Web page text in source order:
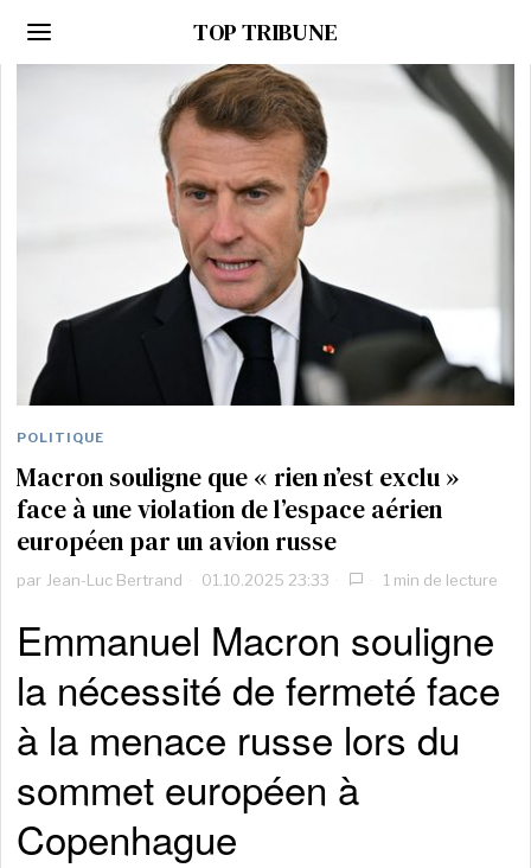
TOP TRIBUNE
POLITIQUE
Macron souligne que « rien n’est exclu »
face à une violation de l’espace aérien
européen par un avion russe
par Jean-Luc Bertrand 01.10.2025 23:33 1 min de lecture
Emmanuel Macron souligne
la nécessité de fermeté face
à la menace russe lors du
sommet européen à
Copenhague